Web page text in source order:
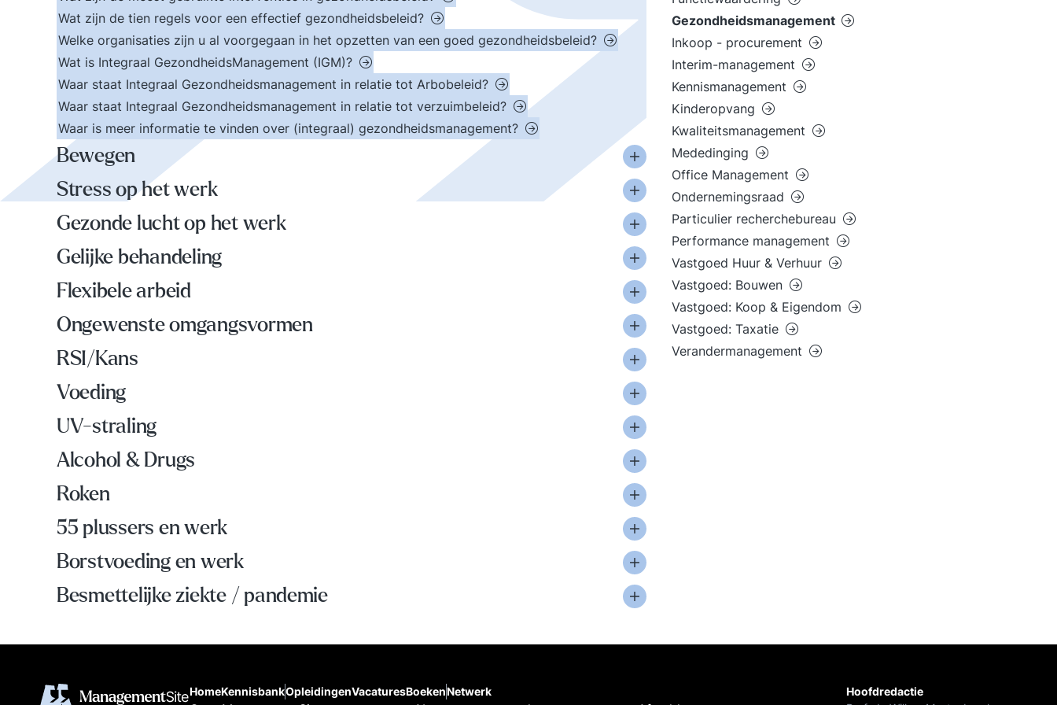
Wat zijn de tien regels voor een effectief gezondheidsbeleid?
Welke organisaties zijn u al voorgegaan in het opzetten van een goed gezondheidsbeleid?
Wat is Integraal GezondheidsManagement (IGM)?
Waar staat Integraal Gezondheidsmanagement in relatie tot Arbobeleid?
Waar staat Integraal Gezondheidsmanagement in relatie tot verzuimbeleid?
Waar is meer informatie te vinden over (integraal) gezondheidsmanagement?
Bewegen
Stress op het werk
Gezonde lucht op het werk
Gelijke behandeling
Flexibele arbeid
Ongewenste omgangsvormen
RSI/Kans
Voeding
UV-straling
Alcohol & Drugs
Roken
55 plussers en werk
Borstvoeding en werk
Besmettelijke ziekte / pandemie
Gezondheidsmanagement
Inkoop - procurement
Interim-management
Kennismanagement
Kinderopvang
Kwaliteitsmanagement
Mededinging
Office Management
Ondernemingsraad
Particulier recherchebureau
Performance management
Vastgoed Huur & Verhuur
Vastgoed: Bouwen
Vastgoed: Koop & Eigendom
Vastgoed: Taxatie
Verandermanagement
HomeKennisbankOpleidingenVacaturesBoekenNetwerk
Hoofdredactie